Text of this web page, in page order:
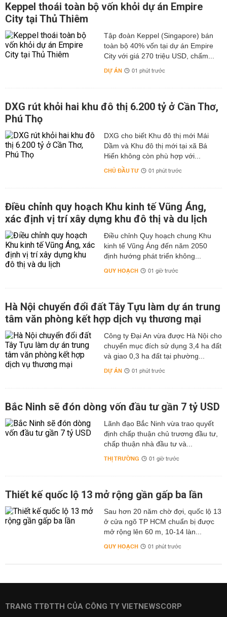
Keppel thoái toàn bộ vốn khỏi dự án Empire
City tại Thủ Thiêm
Tập đoàn Keppel (Singapore) bán
toàn bộ 40% vốn tại dự án Empire
City với giá 270 triệu USD, chấm...
DỰ ÁN 01 phút trước
DXG rút khỏi hai khu đô thị 6.200 tỷ ở Cần Thơ,
Phú Thọ
DXG cho biết Khu đô thị mới Mái
Dầm và Khu đô thị mới tại xã Bá
Hiến không còn phù hợp với...
CHỦ ĐẦU TƯ 01 phút trước
Điều chỉnh quy hoạch Khu kinh tế Vũng Áng,
xác định vị trí xây dựng khu đô thị và du lịch
Điều chỉnh Quy hoạch chung Khu
kinh tế Vũng Áng đến năm 2050
định hướng phát triển không...
QUY HOẠCH 01 giờ trước
Hà Nội chuyển đổi đất Tây Tựu làm dự án trung
tâm văn phòng kết hợp dịch vụ thương mại
Công ty Đại An vừa được Hà Nội cho
chuyển mục đích sử dụng 3,4 ha đất
và giao 0,3 ha đất tại phường...
DỰ ÁN 01 phút trước
Bắc Ninh sẽ đón dòng vốn đầu tư gần 7 tỷ USD
Lãnh đạo Bắc Ninh vừa trao quyết
định chấp thuận chủ trương đầu tư,
chấp thuận nhà đầu tư và...
THỊ TRƯỜNG 01 giờ trước
Thiết kế quốc lộ 13 mở rộng gần gấp ba lần
Sau hơn 20 năm chờ đợi, quốc lộ 13
ở cửa ngõ TP HCM chuẩn bị được
mở rộng lên 60 m, 10-14 làn...
QUY HOẠCH 01 phút trước
TRANG TTĐTTH CỦA CÔNG TY VIETNEWSCORP